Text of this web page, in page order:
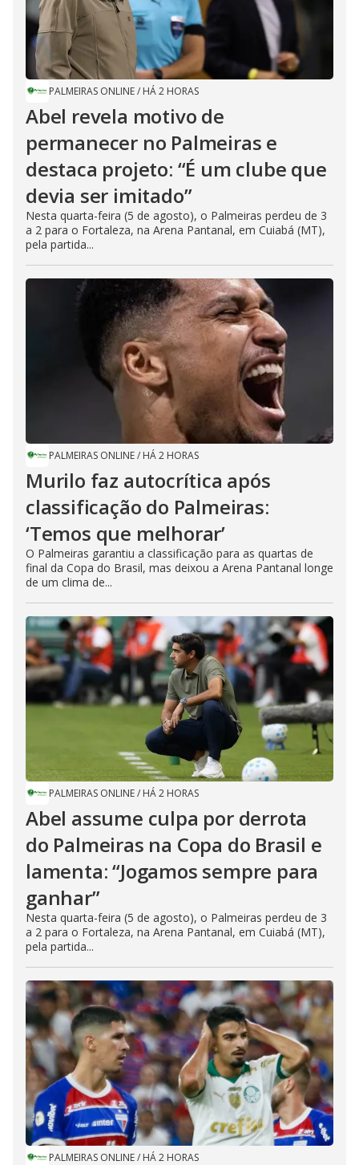
PALMEIRAS ONLINE/ HÁ 2 HORAS
Abel revela motivo de
permanecer no Palmeiras e
destaca projeto: “É um clube que
devia ser imitado”
Nesta quarta-feira (5 de agosto), o Palmeiras perdeu de 3
a 2 para o Fortaleza, na Arena Pantanal, em Cuiabá (MT),
pela partida...
PALMEIRAS ONLINE/ HÁ 2 HORAS
Murilo faz autocrítica após
classificação do Palmeiras:
‘Temos que melhorar’
O Palmeiras garantiu a classificação para as quartas de
final da Copa do Brasil, mas deixou a Arena Pantanal longe
de um clima de...
PALMEIRAS ONLINE/ HÁ 2 HORAS
Abel assume culpa por derrota
do Palmeiras na Copa do Brasil e
lamenta: “Jogamos sempre para
ganhar”
Nesta quarta-feira (5 de agosto), o Palmeiras perdeu de 3
a 2 para o Fortaleza, na Arena Pantanal, em Cuiabá (MT),
pela partida...
PALMEIRAS ONLINE/ HÁ 2 HORAS